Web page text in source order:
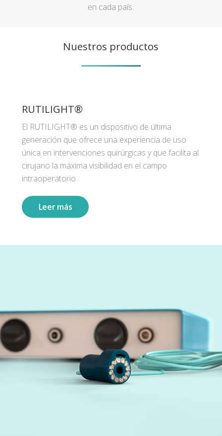
en cada país.
Nuestros productos
RUTILIGHT®
El RUTILIGHT® es un dispositivo de última
generación que ofrece una experiencia de uso
única en intervenciones quirúrgicas y que facilita al
cirujano la máxima visibilidad en el campo
intraoperatorio.
Leer más